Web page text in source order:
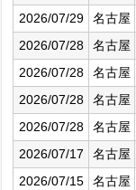
2026/07/29
名古屋
2026/07/28
名古屋
2026/07/28
名古屋
2026/07/28
名古屋
2026/07/28
名古屋
2026/07/17
名古屋
2026/07/15
名古屋